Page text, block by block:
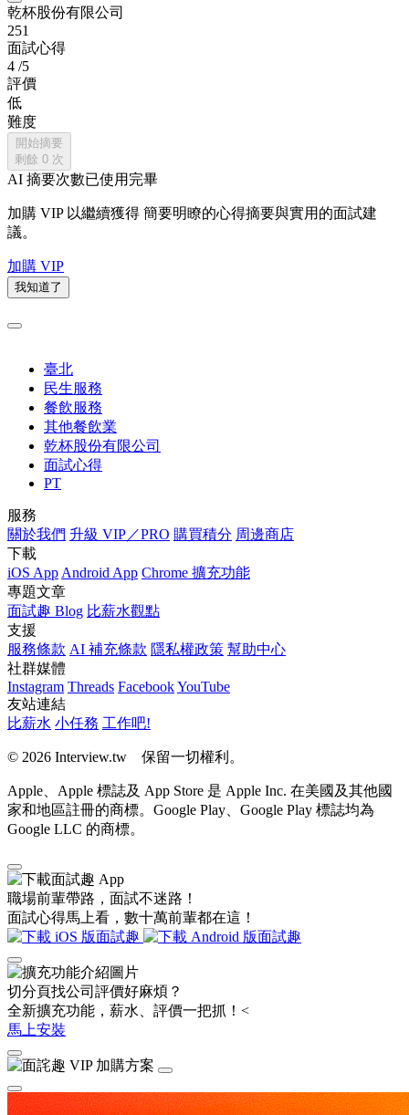
乾杯股份有限公司
251
面試心得
4 /5
評價
低
難度
開始摘要
剩餘 0 次
AI 摘要次數已使用完畢
加購 VIP 以繼續獲得 簡要明瞭的心得摘要與實用的面試建
議。
加購 VIP
我知道了
臺北
民生服務
餐飲服務
其他餐飲業
乾杯股份有限公司
面試心得
PT
服務
關於我們 升級 VIP／PRO 購買積分 周邊商店
下載
iOS App Android App Chrome 擴充功能
專題文章
面試趣 Blog 比薪水觀點
支援
服務條款 AI 補充條款 隱私權政策 幫助中心
社群媒體
Instagram Threads FacebookYouTube
友站連結
比薪水 小任務 工作吧!
© 2026 Interview.tw 保留一切權利。
Apple、Apple 標誌及 App Store 是 Apple Inc. 在美國及其他國
家和地區註冊的商標。Google Play、Google Play 標誌均為
Google LLC 的商標。
職場前輩帶路，面試不迷路！
面試心得馬上看，數十萬前輩都在這！
切分頁找公司評價好麻煩？
全新擴充功能，薪水、評價一把抓！<
馬上安裝